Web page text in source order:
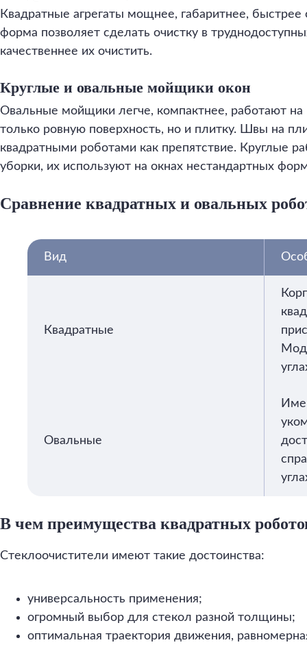
Квадратные агрегаты мощнее, габаритнее,
форма позволяет сделать очистку в
качественнее их очистить.
Круглые и овальные мойщики окон
Овальные мойщики легче, компактнее, работают
только ровную поверхность, но и плитку. Швы на
квадратными роботами как препятствие. Круглые
уборки, их используют на окнах нестандартных
Сравнение квадратных и овальных
Вид
Квадратные
Овальные
В чем преимущества квадратных
Стеклоочистители имеют такие достоинства:
универсальность применения;
огромный выбор для стекол разной толщины;
оптимальная траектория движения,